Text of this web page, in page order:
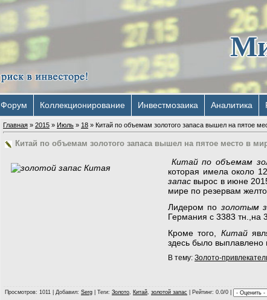
Форум Коллекционирование Инвестмозаика Аналитика
Главная » 2015 » Июль » 18 » Китай по объемам золотого запаса вышел на пятое
Китай по объемам золотого запаса вышел на пятое место в
Китай по объемам
которая имела около
запас вырос в июне
мире по резервам
Лидером по золотым
Германия с 3383 тн.,на
Кроме того, Китай
здесь было выплавлено
В тему: Золото-
Просмотров: 1011 | Добавил: Serg Теги: Золото, Китай, золотой запас Рейтинг: 0.0/0 |